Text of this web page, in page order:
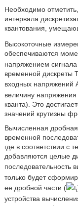
Необходимо
интервала
квантования,
Высокоточные
обеспечиваются
напряжением
временной дискреты
входных напряжений
величину
кванта). Это
значений крутизны
Вычисленная
временной
где в соответствии с
добавляются целые
последовательность
только будет
ее дробной части (
ti
устройства